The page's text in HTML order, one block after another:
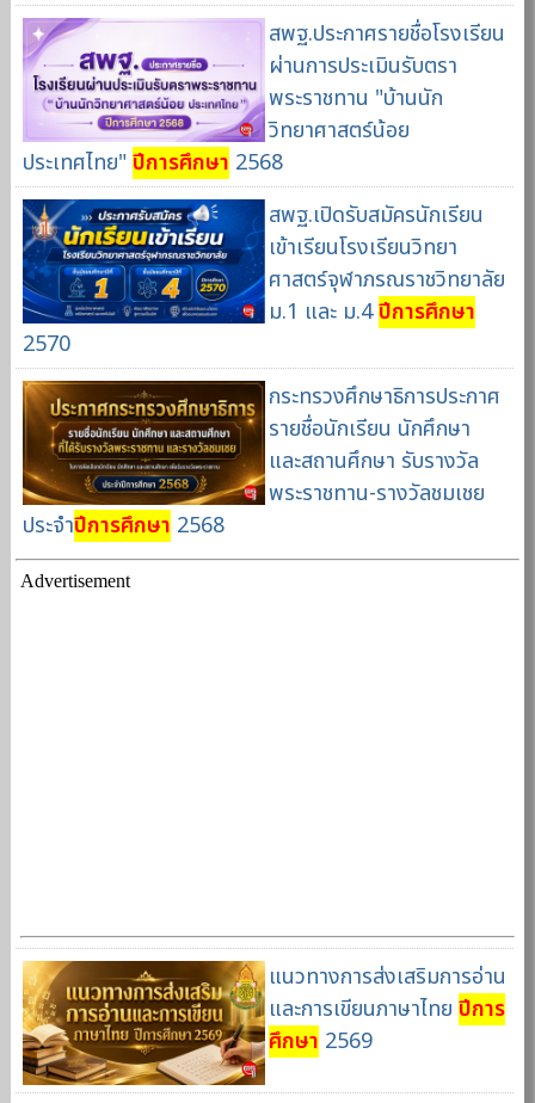
สพฐ.ประกาศรายชื่อโรงเรียน
ผ่านการประเมินรับตรา
พระราชทาน "บ้านนัก
วิทยาศาสตร์น้อย
ประเทศไทย"ปีการศึกษา 2568
สพฐ.เปิดรับสมัครนักเรียน
เข้าเรียนโรงเรียนวิทยา
ศาสตร์จุฬาภรณราชวิทยาลัย
ม.1 และ ม.4ปีการศึกษา
2570
กระทรวงศึกษาธิการประกาศ
รายชื่อนักเรียน นักศึกษา
และสถานศึกษา รับรางวัล
พระราชทาน-รางวัลชมเชย
ประจำปีการศึกษา 2568
Advertisement
แนวทางการส่งเสริมการอ่าน
และการเขียนภาษาไทย ปีการ
ศึกษา 2569